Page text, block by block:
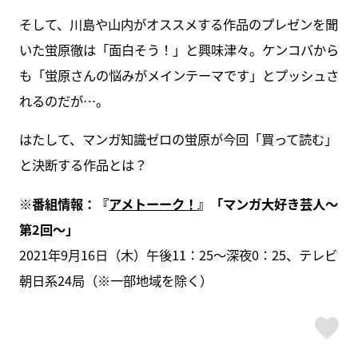
そして、川島や山内がオススメする作品のプレゼンを聞
いた蛍原徹は「面白そう！」と興味津々。ケンコバから
も「蛍原さんの悩みがメインテーマです」とプッシュさ
れるのだが…。
はたして、マンガ知識ゼロの蛍原が今回「買って読む」
と決断する作品とは？
※番組情報：『アメトーーク！ 』「マンガ大好き芸人～
第2回～」
2021年9月16日（木）午後11：25～深夜0：25、テレビ
朝日系24局（※一部地域を除く）